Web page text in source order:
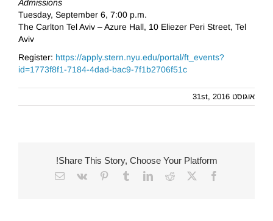
Admissions
Tuesday, September 6, 7:00 p.m.
The Carlton Tel Aviv – Azure Hall, 10 Eliezer Peri Street, Tel
Aviv
Register: https://apply.stern.nyu.edu/portal/ft_events?
id=1773f8f1-7184-4dad-bac9-7f1b2706f51c
אוגוסט 31st, 2016
Share This Story, Choose Your Platform!
Facebook
X
Reddit
LinkedIn
Tumblr
Pinterest
Vk
Email